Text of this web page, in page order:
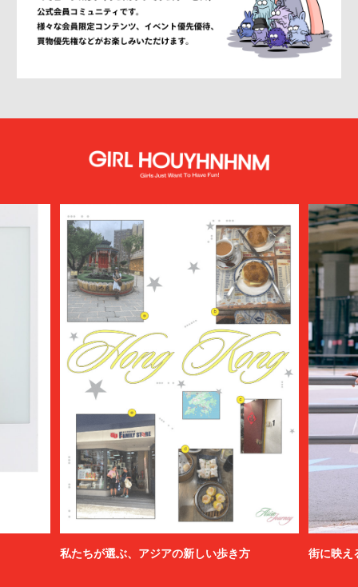
私たちが選ぶ、アジアの新しい歩き方 街に映え